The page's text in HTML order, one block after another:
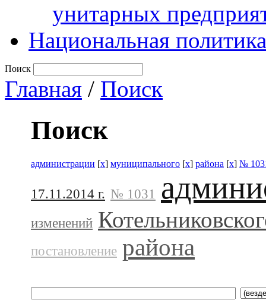
унитарных
Национальная политика
Поиск
Главная / Поиск
Поиск
администрации [x] муниципального [x] района [x] №
17.11.2014 г. № 1031
изменений
постановление района